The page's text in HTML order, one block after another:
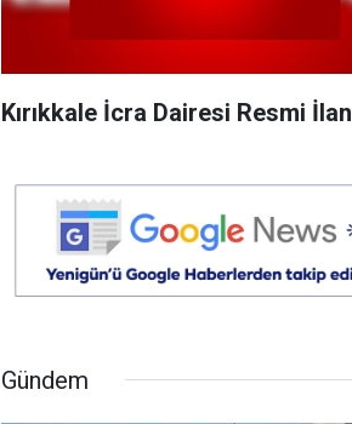
Kırıkkale İcra Dairesi Resmi İlan
Gündem